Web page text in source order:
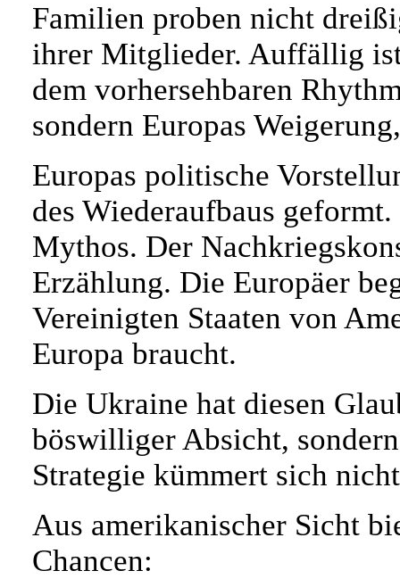
Familien proben nicht
ihrer Mitglieder. Auffällig
dem vorhersehbaren
sondern Europas
Europas politische
des Wiederaufbaus
Mythos. Der
Erzählung. Die Europäer
Vereinigten Staaten von
Europa braucht.
Die Ukraine hat diesen
böswilliger Absicht,
Strategie kümmert sich
Aus amerikanischer Sicht
Chancen: